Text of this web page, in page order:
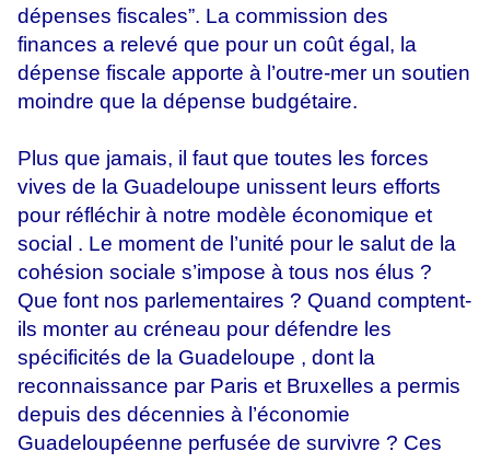
dépenses fiscales”. La commission des
finances a relevé que pour un coût égal, la
dépense fiscale apporte à l’outre-mer un soutien
moindre que la dépense budgétaire.
Plus que jamais, il faut que toutes les forces
vives de la Guadeloupe unissent leurs efforts
pour réfléchir à notre modèle économique et
social . Le moment de l’unité pour le salut de la
cohésion sociale s’impose à tous nos élus ?
Que font nos parlementaires ? Quand comptent-
ils monter au créneau pour défendre les
spécificités de la Guadeloupe , dont la
reconnaissance par Paris et Bruxelles a permis
depuis des décennies à l’économie
Guadeloupéenne perfusée de survivre ? Ces